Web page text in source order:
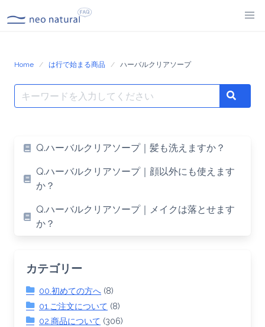
to
Home は行で始まる商品 ハーバルクリアソープ
Search
for:
Search
カテゴリー
00.初めての方へ (8)
01.ご注文について (8)
02.商品について (306)
Q.ハーバルクリアソープ｜髪も洗えますか？
Q.ハーバルクリアソープ｜顔以外にも使えます
か？
Q.ハーバルクリアソープ｜メイクは落とせます
か？